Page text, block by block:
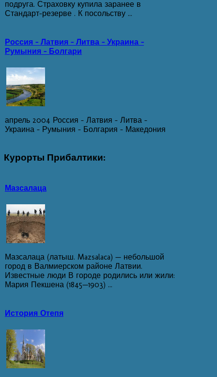
подруга. Страховку купила заранее в
Стандарт-резерве . К посольству ...
Россия – Латвия – Литва – Украина –
Румыния – Болгари
апрель 2004 Россия – Латвия – Литва –
Украина – Румыния – Болгария - Македония
Курорты Прибалтики:
Мазсалаца
Мазсалаца (латыш. Mazsalaca) — небольшой
город в Валмиерском районе Латвии.
Известные люди В городе родились или жили:
Мария Пекшена (1845—1903) ...
История Отепя